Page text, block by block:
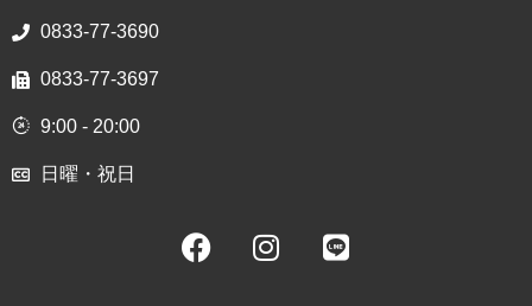
0833-77-3690
0833-77-3697
9:00 - 20:00
日曜・祝日